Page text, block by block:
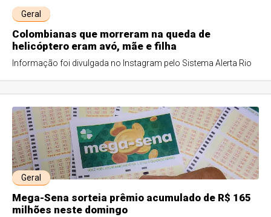
Geral
Colombianas que morreram na queda de
helicóptero eram avó, mãe e filha
Informação foi divulgada no Instagram pelo Sistema Alerta Rio
Geral
Mega-Sena sorteia prêmio acumulado de R$ 165
milhões neste domingo